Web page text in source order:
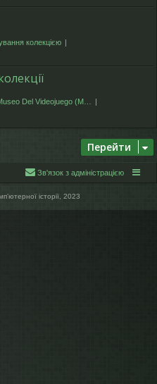
колекцією
Del Videojuego (М…
Перейти
Зв'язок з адміністрацією
історії, 2023